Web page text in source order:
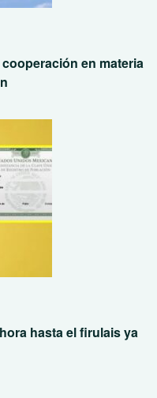
en materia
hasta el firulais ya